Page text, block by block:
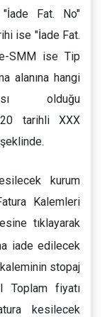
Fat. No"
ise "İade Fat.
e-SMM ise Tip
alanına hangi
olduğu
tarihli XXX
kurum
Kalemleri
tıklayarak
iade edilecek
kaleminin stopaj
Toplam fiyatı
kesilecek